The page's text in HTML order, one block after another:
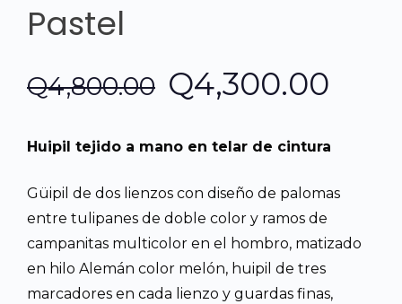
Pastel
Q4,800.00 El
original
era:
Q4,800.00.
Q4,300.00
Huipil tejido a mano en telar de cintura
Güipil de dos lienzos con diseño de palomas
entre tulipanes de doble color y ramos de
campanitas multicolor en el hombro, matizado
en hilo Alemán color melón, huipil de tres
marcadores en cada lienzo y guardas finas,